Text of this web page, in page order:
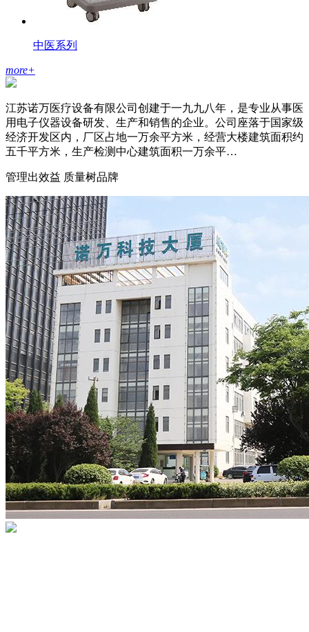
中医系列
more+
江苏诺万医疗设备有限公司创建于一九九八年，是专业从事医
用电子仪器设备研发、生产和销售的企业。公司座落于国家级
经济开发区内，厂区占地一万余平方米，经营大楼建筑面积约
五千平方米，生产检测中心建筑面积一万余平…
管理出效益 质量树品牌